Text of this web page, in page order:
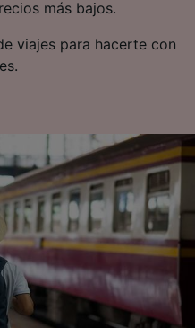
más bajos.
viajes para hacerte con